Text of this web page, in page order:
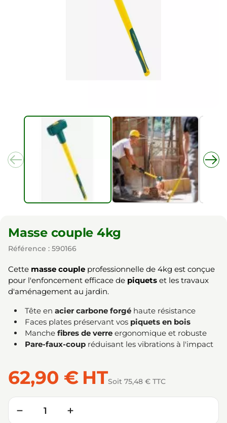
Masse couple 4kg
Référence : 590166
Cette masse couple professionnelle de 4kg est conçue
pour l'enfoncement efficace de piquets et les travaux
d'aménagement au jardin.
Tête en acier carbone forgé haute résistance
Faces plates préservant vos piquets en bois
Manche fibres de verre ergonomique et robuste
Pare-faux-coup réduisant les vibrations à l'impact
62,90 € HTSoit 75,48 € TTC
Quantité
− +